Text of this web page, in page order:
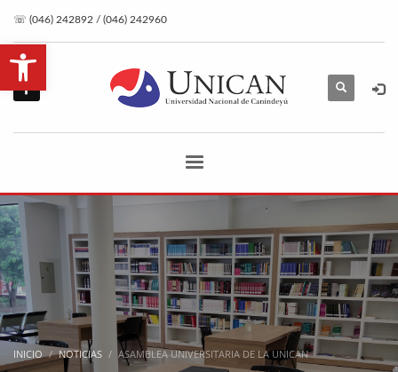
Abrir barra de herramientas
☏ (046) 242892 / (046) 242960
INICIO NOTICIAS ASAMBLEA UNIVERSITARIA DE LA UNICAN